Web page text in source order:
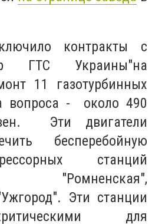
контракты с
ГТС Украины"на
11 газотурбинных
вопроса - около 490
Эти двигатели
бесперебойную
станций
"Ромненская",
Эти станции
для